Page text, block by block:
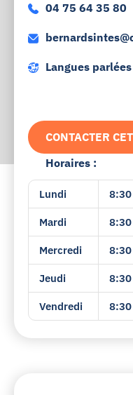
04 75 64 35 80
Langues
CONTACTER
Horaires :
Lundi
Mardi
Mercredi
Jeudi
Vendredi